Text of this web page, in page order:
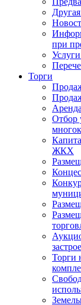
при
Торги
Отбор
ЖКХ
Торги